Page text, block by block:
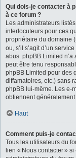
Qui dois-je contacter à
à ce forum ?
Les administrateurs
interlocuteurs pour ces
propriétaire du domaine
ou, s’il s’agit d’un
abus. phpBB Limited
peut être tenu
phpBB Limited pour des
diffamatoires, etc.) sans
phpBB lui-même. Les e-
obtiennent
Haut
Comment puis-je
Tous les utilisateurs du
lien « Nous contacter »